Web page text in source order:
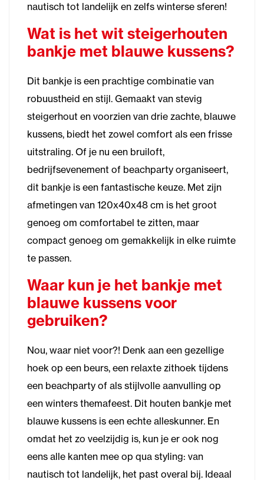
nautisch tot landelijk en zelfs winterse sferen!
Wat is het wit steigerhouten
bankje met blauwe kussens?
Dit bankje is een prachtige combinatie van
robuustheid en stijl. Gemaakt van stevig
steigerhout en voorzien van drie zachte, blauwe
kussens, biedt het zowel comfort als een frisse
uitstraling. Of je nu een bruiloft,
bedrijfsevenement of beachparty organiseert,
dit bankje is een fantastische keuze. Met zijn
afmetingen van 120x40x48 cm is het groot
genoeg om comfortabel te zitten, maar
compact genoeg om gemakkelijk in elke ruimte
te passen.
Waar kun je het bankje met
blauwe kussens voor
gebruiken?
Nou, waar niet voor?! Denk aan een gezellige
hoek op een beurs, een relaxte zithoek tijdens
een beachparty of als stijlvolle aanvulling op
een winters themafeest. Dit houten bankje met
blauwe kussens is een echte alleskunner. En
omdat het zo veelzijdig is, kun je er ook nog
eens alle kanten mee op qua styling: van
nautisch tot landelijk, het past overal bij. Ideaal